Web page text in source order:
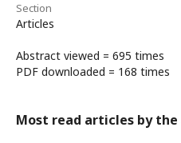
Section
Articles
Abstract viewed = 695 times
PDF downloaded = 168 times
Most read articles by